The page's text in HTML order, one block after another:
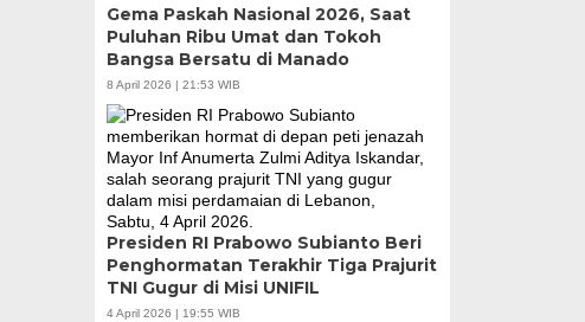
Gema Paskah Nasional 2026, Saat
Puluhan Ribu Umat dan Tokoh
Bangsa Bersatu di Manado
8 April 2026 | 21:53 WIB
Presiden RI Prabowo Subianto Beri
Penghormatan Terakhir Tiga Prajurit
TNI Gugur di Misi UNIFIL
4 April 2026 | 19:55 WIB